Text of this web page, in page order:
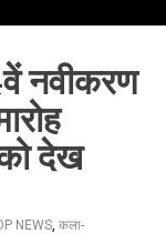
नवीकरण
देख
NEWS, कला-